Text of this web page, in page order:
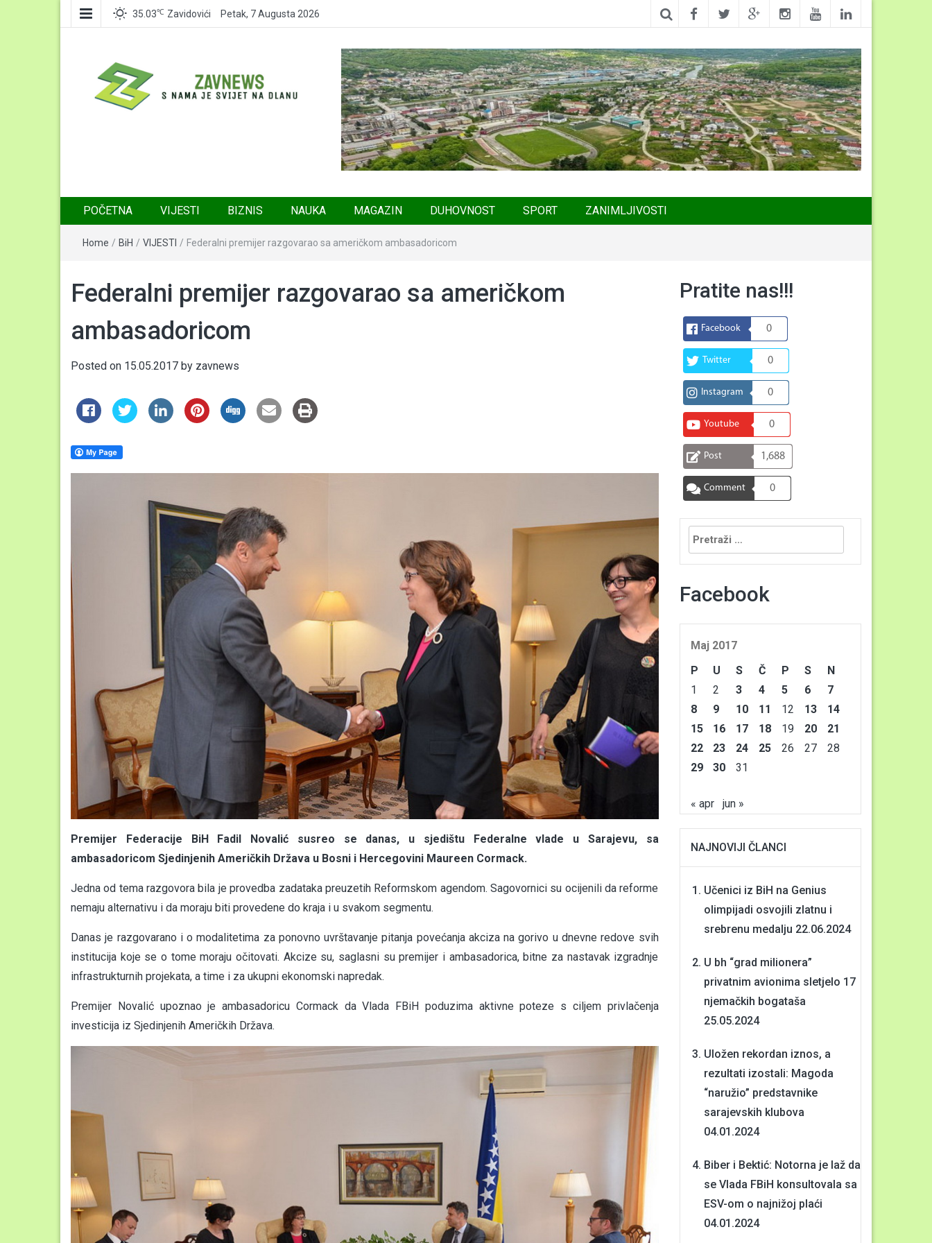
35.03℃ Zavidovići Petak, 7 Augusta 2026
POČETNA VIJESTI BIZNIS NAUKA MAGAZIN DUHOVNOST SPORT ZANIMLJIVOSTI
Home / BiH / VIJESTI / Federalni premijer razgovarao sa američkom ambasadoricom
Federalni premijer razgovarao sa američkom
ambasadoricom
Posted on 15.05.2017 by zavnews
Premijer Federacije BiH Fadil Novalić susreo se danas, u sjedištu Federalne vlade u Sarajevu, sa
ambasadoricom Sjedinjenih Američkih Država u Bosni i Hercegovini Maureen Cormack.
Jedna od tema razgovora bila je provedba zadataka preuzetih Reformskom agendom. Sagovornici su ocijenili da reforme
nemaju alternativu i da moraju biti provedene do kraja i u svakom segmentu.
Danas je razgovarano i o modalitetima za ponovno uvrštavanje pitanja povećanja akciza na gorivo u dnevne redove svih
institucija koje se o tome moraju očitovati. Akcize su, saglasni su premijer i ambasadorica, bitne za nastavak izgradnje
infrastrukturnih projekata, a time i za ukupni ekonomski napredak.
Premijer Novalić upoznao je ambasadoricu Cormack da Vlada FBiH poduzima aktivne poteze s ciljem privlačenja
investicija iz Sjedinjenih Američkih Država.
Pratite nas!!!
Facebook 0
Twitter 0
Instagram 0
Youtube 0
Post 1,688
Comment 0
Pretraga:
Facebook
Maj 2017
P
U S Č P S
N
1
2 3 4 5 6
7
8
9 10 11 12 13
14
15
16 17 18 19 20
21
22
23 24 25 26 27
28
29
30 31
« apr jun »
NAJNOVIJI ČLANCI
Učenici iz BiH na Genius
olimpijadi osvojili zlatnu i
srebrenu medalju 22.06.2024
U bh “grad milionera”
privatnim avionima sletjelo 17
njemačkih bogataša
25.05.2024
Uložen rekordan iznos, a
rezultati izostali: Magoda
“naružio” predstavnike
sarajevskih klubova
04.01.2024
Biber i Bektić: Notorna je laž da
se Vlada FBiH konsultovala sa
ESV-om o najnižoj plaći
04.01.2024